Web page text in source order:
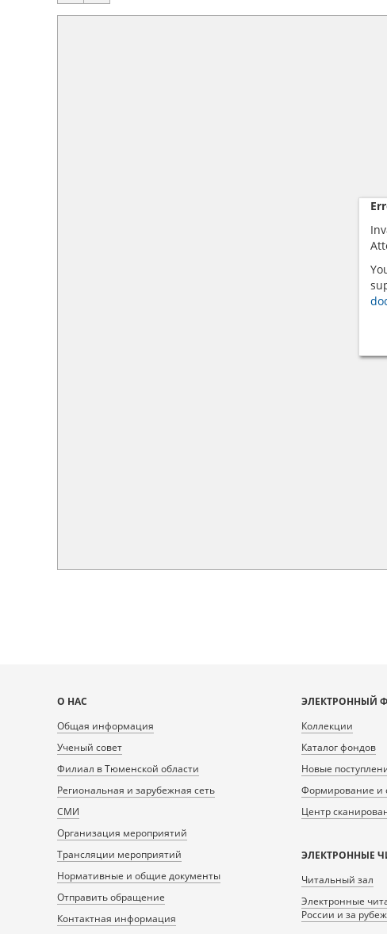
Карта
сайта
О НАС
Общая информация
Ученый совет
Филиал в Тюменской области
Региональная и зарубежная сеть
СМИ
Организация мероприятий
Трансляции мероприятий
Нормативные и общие документы
Отправить обращение
Контактная информация
ЭЛЕКТРОННЫЙ
Коллекции
Каталог фондов
Новые
Формирование и
Центр
ЭЛЕКТРОННЫЕ
Читальный зал
Электронные
России и за